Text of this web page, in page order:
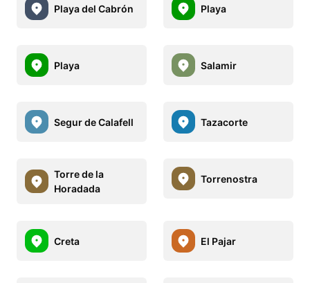
Playa del Cabrón Playa
Playa Salamir
Segur de Calafell Tazacorte
Torre de la
Horadada
Torrenostra
Creta El Pajar